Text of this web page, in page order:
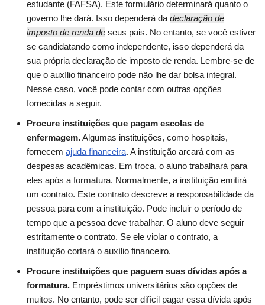
estudante (FAFSA). Este formulário determinará quanto o
governo lhe dará. Isso dependerá da declaração de
imposto de renda de seus pais. No entanto, se você estiver
se candidatando como independente, isso dependerá da
sua própria declaração de imposto de renda. Lembre-se de
que o auxílio financeiro pode não lhe dar bolsa integral.
Nesse caso, você pode contar com outras opções
fornecidas a seguir.
Procure instituições que pagam escolas de
enfermagem.Algumas instituições, como hospitais,
fornecem ajuda financeira. A instituição arcará com as
despesas acadêmicas. Em troca, o aluno trabalhará para
eles após a formatura. Normalmente, a instituição emitirá
um contrato. Este contrato descreve a responsabilidade da
pessoa para com a instituição. Pode incluir o período de
tempo que a pessoa deve trabalhar. O aluno deve seguir
estritamente o contrato. Se ele violar o contrato, a
instituição cortará o auxílio financeiro.
Procure instituições que paguem suas dívidas após a
formatura. Empréstimos universitários são opções de
muitos. No entanto, pode ser difícil pagar essa dívida após